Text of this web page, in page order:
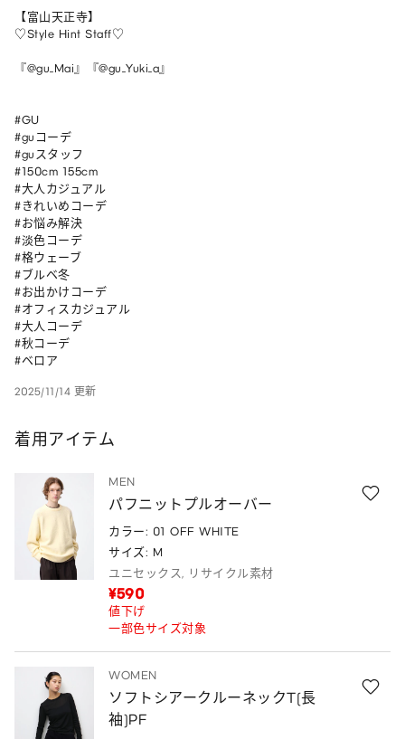
【富山天正寺】
♡Style Hint Staff♡
『@gu_Mai』『@gu_Yuki_a』
#GU
#guコーデ
#guスタッフ
#150cm 155cm
#大人カジュアル
#きれいめコーデ
#お悩み解決
#淡色コーデ
#格ウェーブ
#ブルベ冬
#お出かけコーデ
#オフィスカジュアル
#大人コーデ
#秋コーデ
#ベロア
2025/11/14 更新
着用アイテム
MEN
パフニットプルオーバー
カラー: 01 OFF WHITE
サイズ: M
ユニセックス, リサイクル素材
¥590
値下げ
一部色サイズ対象
WOMEN
ソフトシアークルーネックT(長
袖)PF